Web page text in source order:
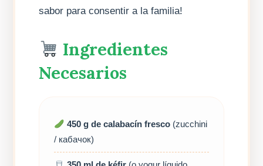
sabor para consentir a la familia!
Ingredientes
Necesarios
450 g de calabacín fresco(zucchini
/ кабачок)